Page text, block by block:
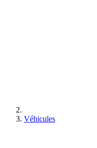
Véhicules